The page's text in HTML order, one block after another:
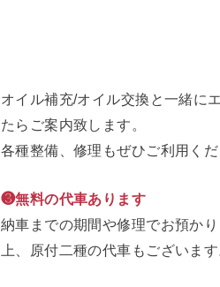
オイル補充/オイル交換と一緒に
たらご案内致します。
各種整備、修理もぜひご利用くだ
❸無料の代車あります
納車までの期間や修理でお預か
上、原付二種の代車もございます